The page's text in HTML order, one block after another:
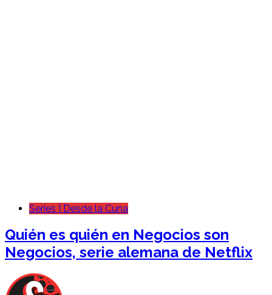
Series | Desde la Cuna
Quién es quién en Negocios son
Negocios, serie alemana de Netflix